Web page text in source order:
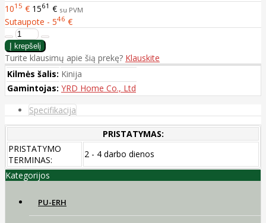
1015 € 1561 € su PVM
Sutaupote - 546 €
Turite klausimų apie šią prekę? Klauskite
Kilmės šalis: Kinija
Gamintojas: YRD Home Co., Ltd
Specifikacija
PRISTATYMAS:
PRISTATYMO
TERMINAS:
2 - 4 darbo dienos
Kategorijos
PU-ERH